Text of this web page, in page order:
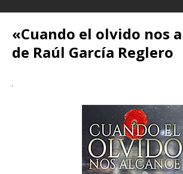
«Cuando el olvido nos
de Raúl García Reglero